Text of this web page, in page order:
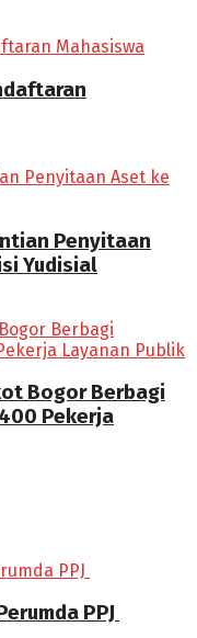
Penyitaan
Yudisial
Bogor Berbagi
Pekerja
PPJ